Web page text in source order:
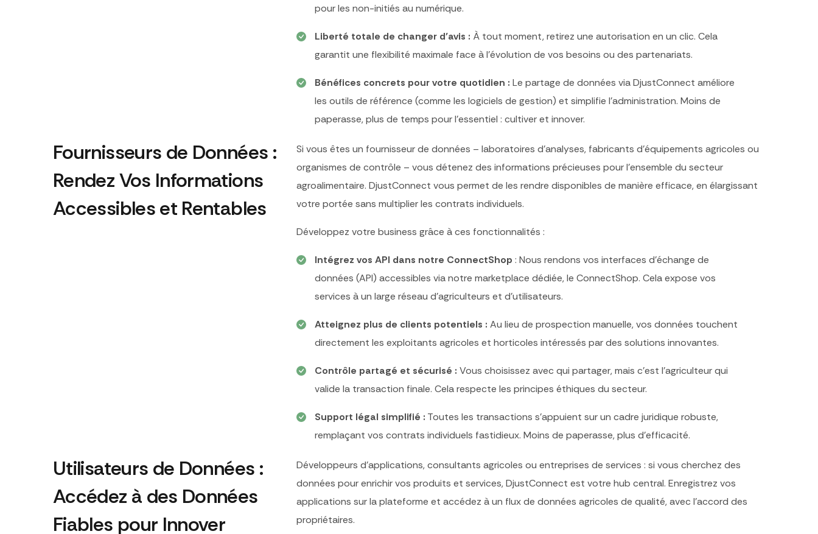
pour les non-initiés au numérique.
Liberté totale de changer d’avis : À tout moment, retirez une autorisation en un clic. Cela
garantit une flexibilité maximale face à l’évolution de vos besoins ou des partenariats.
Bénéfices concrets pour votre quotidien : Le partage de données via DjustConnect améliore
les outils de référence (comme les logiciels de gestion) et simplifie l’administration. Moins de
paperasse, plus de temps pour l’essentiel : cultiver et innover.
Fournisseurs de Données :
Rendez Vos Informations
Accessibles et Rentables
Si vous êtes un fournisseur de données – laboratoires d’analyses, fabricants d’équipements agricoles ou
organismes de contrôle – vous détenez des informations précieuses pour l’ensemble du secteur
agroalimentaire. DjustConnect vous permet de les rendre disponibles de manière efficace, en élargissant
votre portée sans multiplier les contrats individuels.
Développez votre business grâce à ces fonctionnalités :
Intégrez vos API dans notre ConnectShop : Nous rendons vos interfaces d’échange de
données (API) accessibles via notre marketplace dédiée, le ConnectShop. Cela expose vos
services à un large réseau d’agriculteurs et d’utilisateurs.
Atteignez plus de clients potentiels : Au lieu de prospection manuelle, vos données touchent
directement les exploitants agricoles et horticoles intéressés par des solutions innovantes.
Contrôle partagé et sécurisé : Vous choisissez avec qui partager, mais c’est l’agriculteur qui
valide la transaction finale. Cela respecte les principes éthiques du secteur.
Support légal simplifié : Toutes les transactions s’appuient sur un cadre juridique robuste,
remplaçant vos contrats individuels fastidieux. Moins de paperasse, plus d’efficacité.
Utilisateurs de Données :
Accédez à des Données
Fiables pour Innover
Développeurs d’applications, consultants agricoles ou entreprises de services : si vous cherchez des
données pour enrichir vos produits et services, DjustConnect est votre hub central. Enregistrez vos
applications sur la plateforme et accédez à un flux de données agricoles de qualité, avec l’accord des
propriétaires.